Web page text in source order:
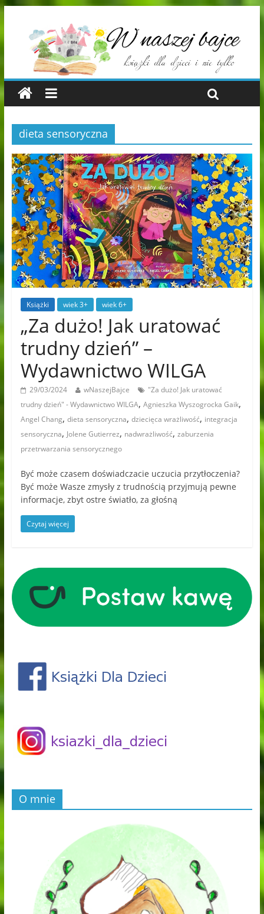
dieta sensoryczna
Książki wiek 3+ wiek 6+
„Za dużo! Jak uratować
trudny dzień” –
Wydawnictwo WILGA
29/03/2024 wNaszejBajce
"Za dużo! Jak uratować
trudny dzień" - Wydawnictwo WILGA, Agnieszka Wyszogrocka Gaik,
Angel Chang, dieta sensoryczna, dziecięca wrażliwość, integracja
sensoryczna, Jolene Gutierrez, nadwrażliwość, zaburzenia
przetrwarzania sensorycznego
Być może czasem doświadczacie uczucia przytłoczenia?
Być może Wasze zmysły z trudnością przyjmują pewne
informacje, zbyt ostre światło, za głośną
Czytaj więcej
O mnie